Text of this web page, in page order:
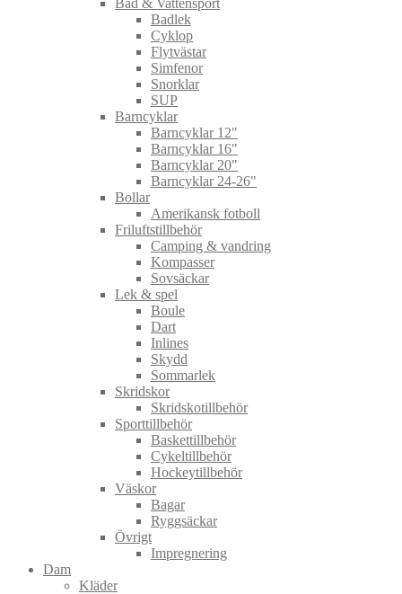
Bad & Vattensport
Badlek
Cyklop
Flytvästar
Simfenor
Snorklar
SUP
Barncyklar
Barncyklar 12"
Barncyklar 16"
Barncyklar 20"
Barncyklar 24-26"
Bollar
Amerikansk fotboll
Friluftstillbehör
Camping & vandring
Kompasser
Sovsäckar
Lek & spel
Boule
Dart
Inlines
Skydd
Sommarlek
Skridskor
Skridskotillbehör
Sporttillbehör
Baskettillbehör
Cykeltillbehör
Hockeytillbehör
Väskor
Bagar
Ryggsäckar
Övrigt
Impregnering
Dam
Kläder